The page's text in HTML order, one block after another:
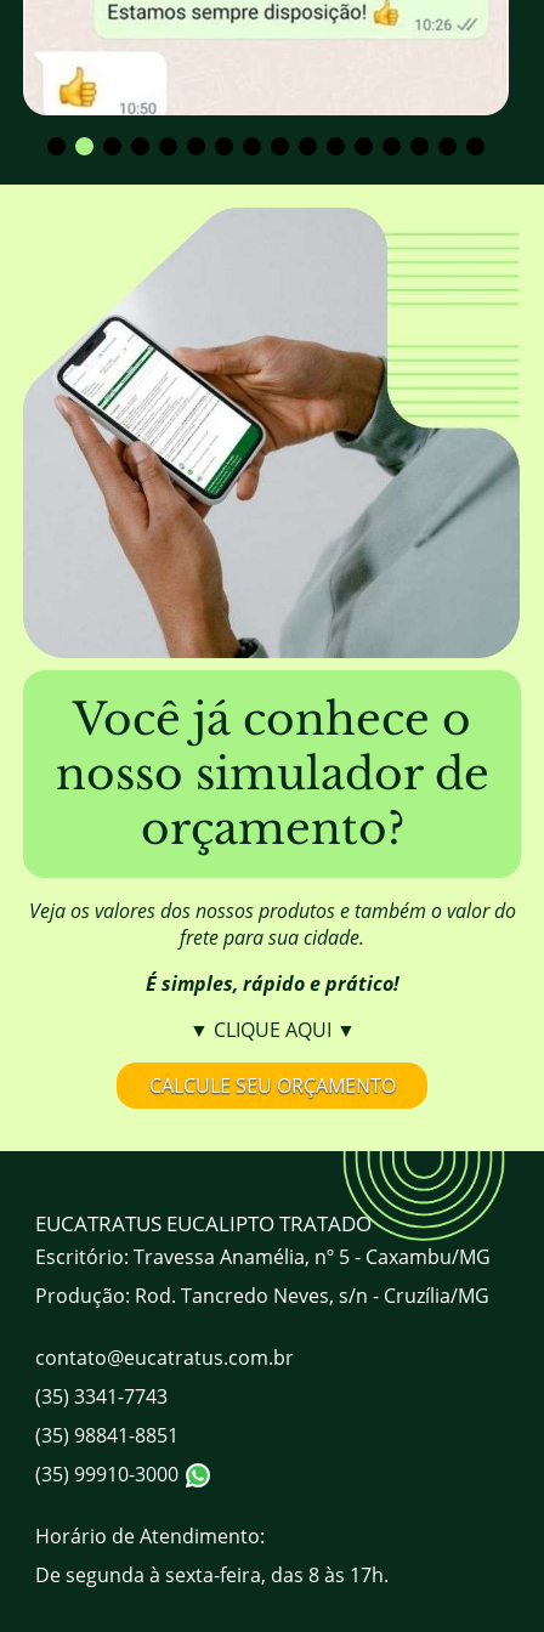
Os valores para CPF e CNPJ são os mesmos?
Qual a altura padrão dos mourões
utilizados para construção de cerca e
Qual o diâmetro mais utilizado para
construção de cerca e curral?
Além dos mourões roliços, a EUCATRATUS
também trabalha com mourões
quadrados?
A EUCATRATUS trabalha com mourões
furados?
Além de fornecer a madeira, a EUCATRATUS
também elabora projetos de construção?
Posso aplicar algum produto para
melhorar o aspecto visual da madeira?
Qual é a origem da madeira da
EUCATRATUS?
A madeira da EUCATRATUS necessita de
Onde comprar mourão de eucalipto
tratado em Minas Gerais? Qual a
A EUCATRATUS atende todo o Brasil?
Qual o horário de atendimento da
Quais são os canais de atendimento da
EUCATRATUS?
Você já conhece o
nosso simulador de
orçamento?
Veja os valores dos nossos produtos e também o valor do
frete para sua cidade.
É simples, rápido e prático!
▼ CLIQUE AQUI ▼
CALCULE SEU ORÇAMENTO
EUCATRATUS EUCALIPTO TRATADO
Escritório: Travessa Anamélia, nº 5 - Caxambu/MG
Produção: Rod. Tancredo Neves, s/n - Cruzília/MG
contato@eucatratus.com.br
(35) 3341-7743
(35) 98841-8851
(35) 99910-3000
Horário de Atendimento:
De segunda à sexta-feira, das 8 às 17h.